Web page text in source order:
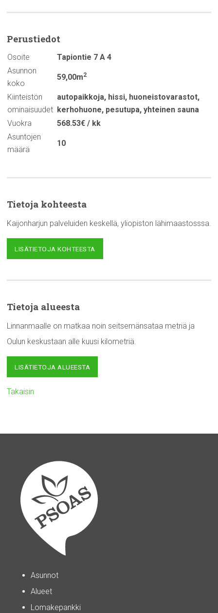
Perustiedot
Osoite
Tapiontie 7 A 4
Asunnon
koko
59,00m2
Kiinteistön
ominaisuudet
autopaikkoja, hissi, huoneistovarastot,
kerhohuone, pesutupa, yhteinen sauna
Vuokra
568.53€ / kk
Asuntojen
määrä
10
Tietoja kohteesta
Kaijonharjun palveluiden keskellä, yliopiston lähimaastosssa.
LISÄTIETOJA KOHTEESTA
Tietoja alueesta
Linnanmaalle on matkaa noin seitsemänsataa metriä ja
Oulun keskustaan alle kuusi kilometriä.
LISÄTIETOJA ALUEESTA
Takaisin
Asunnot
Alueet
Lomakepankki